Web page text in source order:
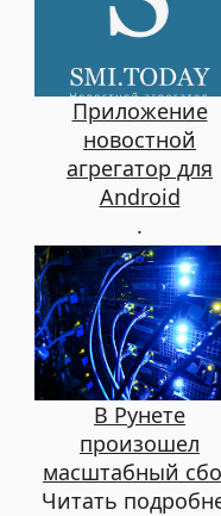
Приложение
новостной
агрегатор для
Android
.
В Рунете
произошел
масштабный
Читать